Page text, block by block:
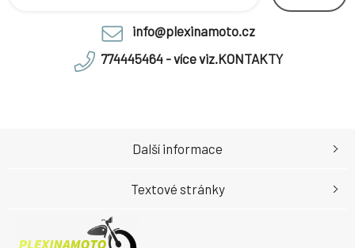
info@plexinamoto.cz
774445464 - více viz.KONTAKTY
Další informace
Textové stránky